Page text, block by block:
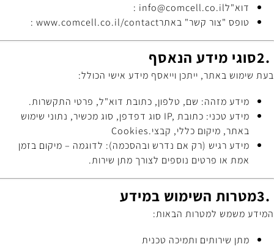
דוא"ל : info@comcell.co.il
טופס "צור קשר" באתר
: www.comcell.co.il/contact
2.סוגי מידע הנאסף
בעת שימוש באתר, ייתכן וייאסף מידע אישי הכולל:
מידע מזהה: שם, טלפון, כתובת דוא"ל, פרטי התקשרות.
מידע טכני: כתובת IP, סוג דפדפן, סוג מכשיר, נתוני שימוש
באתר, מיקום כללי, קבציCookies.
מידע רגיש (רק אם נדרש ובהסכמה): לדוגמה – מיקום בזמן
אמת או פרטים נוספים לצורך מתן שירות.
3.מטרות השימוש במידע
המידע משמש למטרות הבאות:
מתן שירותים ותמיכה טכנית